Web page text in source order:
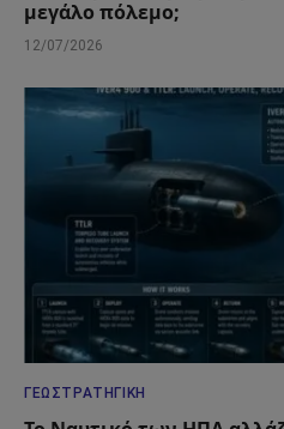
μεγάλο πόλεμο;
12/07/2026
ΓΕΩΣΤΡΑΤΗΓΙΚΉ